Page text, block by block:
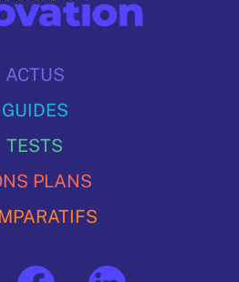
ACTUS
GUIDES
TESTS
PLANS